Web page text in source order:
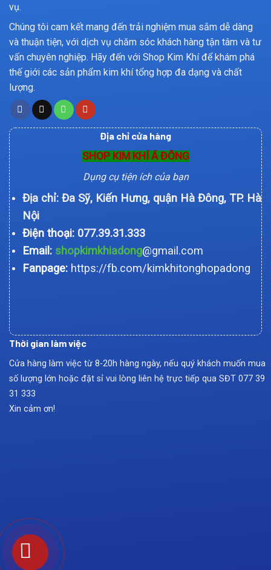
vụ.
Chúng tôi cam kết mang đến trải nghiệm mua sắm dễ dàng
và thuận tiện, với dịch vụ chăm sóc khách hàng tận tâm và tư
vấn chuyên nghiệp. Hãy đến với Shop Kim Khí để khám phá
thế giới các sản phẩm kim khí tổng hợp đa dạng và chất
lượng.
Địa chỉ cửa hàng
SHOP KIM KHÍ Á ĐÔNG
Dụng cụ tiện ích của bạn
Địa chỉ: Đa Sỹ, Kiến Hưng, quận Hà Đông, TP. Hà
Nội
Điện thoại: 077.39.31.333
Email:shopkimkhiadong@gmail.com
Fanpage: https://fb.com/kimkhitonghopadong
Thời gian làm việc
Cửa hàng làm việc từ 8-20h hàng ngày, nếu quý khách muốn mua
số lượng lớn hoặc đặt sỉ vui lòng liên hệ trực tiếp qua SĐT 077 39
31 333
Xin cảm ơn!